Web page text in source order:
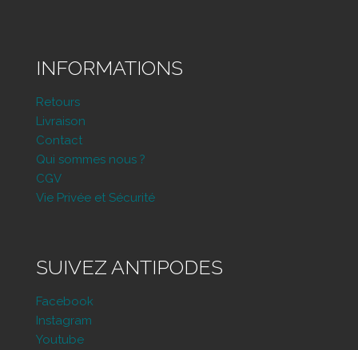
INFORMATIONS
Retours
Livraison
Contact
Qui sommes nous ?
CGV
Vie Privée et Sécurité
SUIVEZ ANTIPODES
Facebook
Instagram
Youtube